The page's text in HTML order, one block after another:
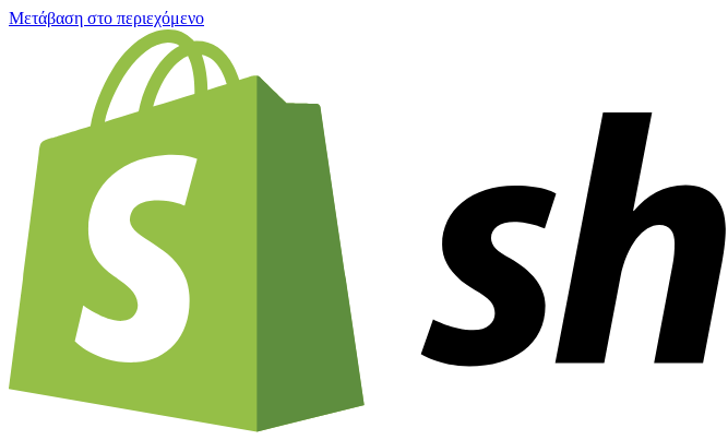
Μετάβαση στο περιεχόμενο